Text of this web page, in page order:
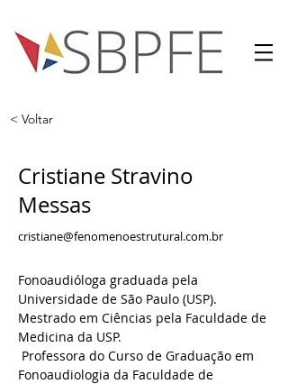
< Voltar
Cristiane Stravino
Messas
cristiane@fenomenoestrutural.com.br
Fonoaudióloga graduada pela
Universidade de São Paulo (USP).
Mestrado em Ciências pela Faculdade de
Medicina da USP.
Fonoaudiologia da Faculdade de